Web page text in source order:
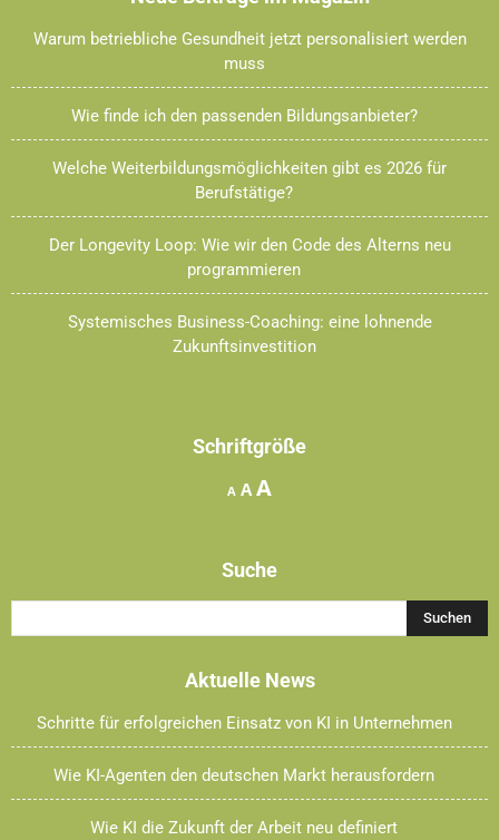
Warum betriebliche Gesundheit jetzt personalisiert werden
muss
Wie finde ich den passenden Bildungsanbieter?
Welche Weiterbildungsmöglichkeiten gibt es 2026 für
Berufstätige?
Der Longevity Loop: Wie wir den Code des Alterns neu
programmieren
Systemisches Business-Coaching: eine lohnende
Zukunftsinvestition
Schriftgröße
A Decrease
A Reset
AIncrease
Suche
Aktuelle News
Schritte für erfolgreichen Einsatz von KI in Unternehmen
Wie KI-Agenten den deutschen Markt herausfordern
Wie KI die Zukunft der Arbeit neu definiert